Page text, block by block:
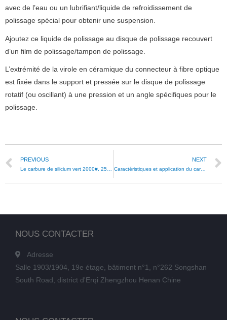
avec de l’eau ou un lubrifiant/liquide de refroidissement de
polissage spécial pour obtenir une suspension.
Ajoutez ce liquide de polissage au disque de polissage recouvert
d’un film de polissage/tampon de polissage.
L’extrémité de la virole en céramique du connecteur à fibre optique
est fixée dans le support et pressée sur le disque de polissage
rotatif (ou oscillant) à une pression et un angle spécifiques pour le
polissage.
PREVIOUS NEXT
Caractéristiques et application du carbure de silicium noir 80# pour la découpe du quartz
NOUS CONTACTER
Adresse
Salle 1903/1904, 19e étage, bâtiment n°1, n°262 Songshan
South Road, district d'Erqi Zhengzhou Henan Chine